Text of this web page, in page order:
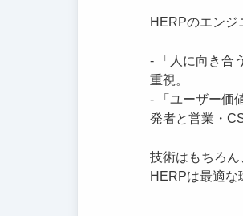
HERPのエンジ
- 「人に向き合
重視。
- 「ユーザー価
発者と営業・
技術はもちろん
HERPは最適な